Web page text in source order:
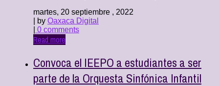
martes, 20 septiembre , 2022
| by Oaxaca Digital
0 comments
Read more
Convoca el IEEPO a estudiantes a ser
parte de la Orquesta Sinfónica Infantil